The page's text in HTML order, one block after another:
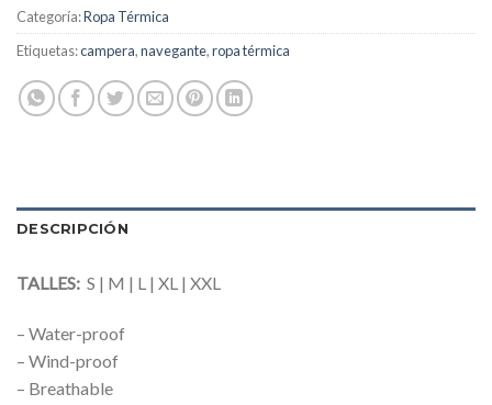
Categoría:Ropa Térmica
Etiquetas:campera,navegante,ropa térmica
DESCRIPCIÓN
TALLES: S | M | L | XL | XXL
– Water-proof
– Wind-proof
– Breathable